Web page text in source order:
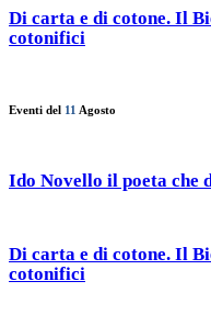
Di carta e di cotone. Il
cotonifici
Eventi del 11 Agosto
Ido Novello il poeta che
Di carta e di cotone. Il
cotonifici